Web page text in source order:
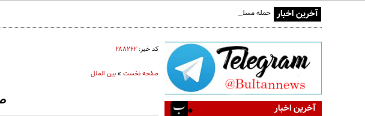
آخرین اخبار حمله مسلحانه به قهوه‌خانه‌ای در زاهدان؛ ۲ نفر جان باختند
کد خبر: ۲۸۸۲۶۲
صفحه نخست»بین الملل
آخرین اخبار